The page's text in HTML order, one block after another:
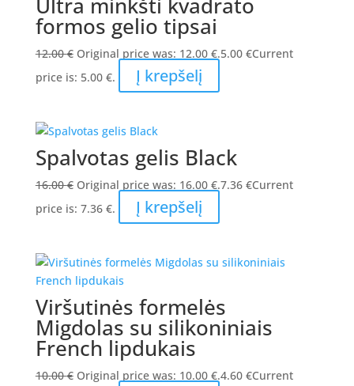
formos gelio tipsai
12.00€ Original price was: 12.00 €.5.00 €Current
price is: 5.00 €.
Į krepšelį
Spalvotas gelis Black
16.00€ Original price was: 16.00 €.7.36 €Current
price is: 7.36 €.
Į krepšelį
Viršutinės formelės
Migdolas su silikoniniais
French lipdukais
10.00€ Original price was: 10.00 €.4.60 €Current